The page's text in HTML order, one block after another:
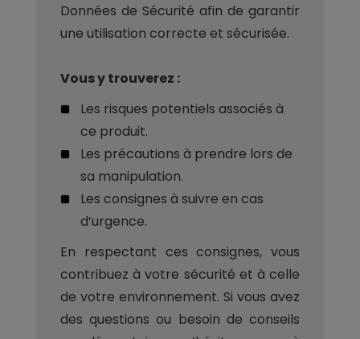
Données de Sécurité afin de garantir
une utilisation correcte et sécurisée.
Vous y trouverez :
Les risques potentiels associés à
ce produit.
Les précautions à prendre lors de
sa manipulation.
Les consignes à suivre en cas
d’urgence.
En respectant ces consignes, vous
contribuez à votre sécurité et à celle
de votre environnement. Si vous avez
des questions ou besoin de conseils